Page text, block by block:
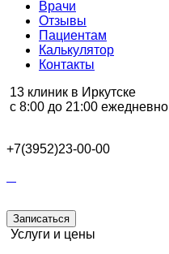
Врачи
Отзывы
Пациентам
Калькулятор
Контакты
13 клиник в Иркутске
с 8:00 до 21:00 ежедневно
+7(3952)23-00-00
Записаться
Услуги и цены